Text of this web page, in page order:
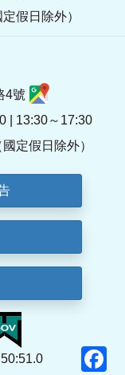
假日除外）
4號
| 13:30～17:30
定假日除外）